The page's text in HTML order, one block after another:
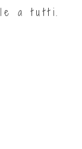
a tutti.